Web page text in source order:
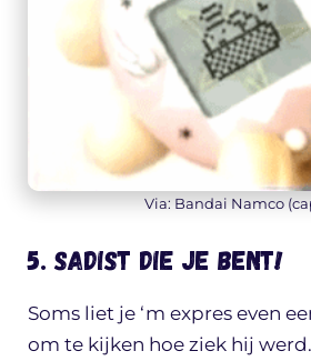
Via: Bandai Namco
5. Sadist die je bent!
Soms liet je ‘m expres even
om te kijken hoe ziek hij